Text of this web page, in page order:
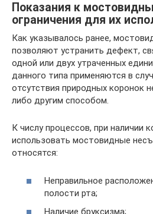
Показания к
ограничения для их
Как указывалось ранее,
позволяют устранить дефект,
одной или двух утраченных
данного типа применяются в
отсутствия природных коронок
либо другим способом.
К числу процессов, при наличии
использовать мостовидные
относятся:
Неправильное
полости рта;
Наличие бруксизма;